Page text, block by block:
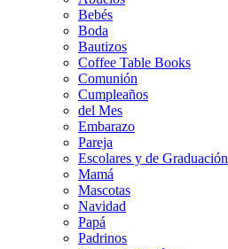
Bebés
Boda
Bautizos
Coffee Table Books
Comunión
Cumpleaños
del Mes
Embarazo
Pareja
Escolares y de Graduación
Mamá
Mascotas
Navidad
Papá
Padrinos